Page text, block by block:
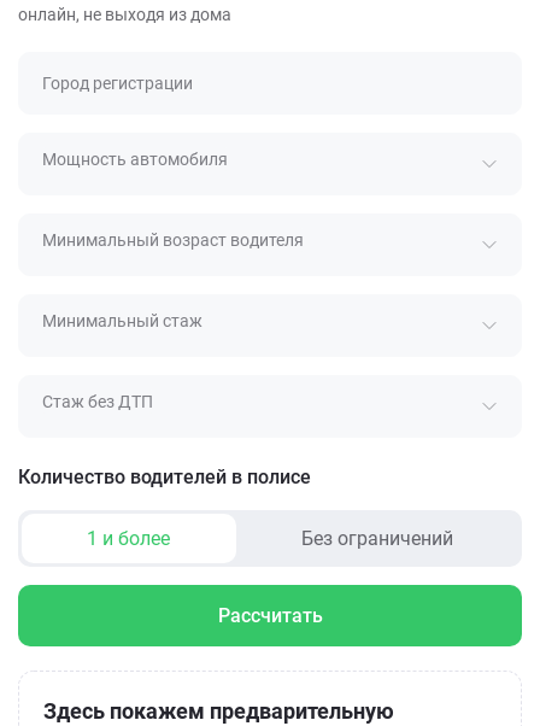
онлайн, не выходя из дома
Город регистрации
Мощность автомобиля
Минимальный возраст водителя
Минимальный стаж
Стаж без ДТП
Количество водителей в полисе
1 и более Без ограничений
Рассчитать
Здесь покажем предварительную